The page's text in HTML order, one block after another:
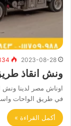
2023-08-28
ونش انقاذ
اوناش مصر لدينا ونش
في طريق الواحات
أكمل القراءة »